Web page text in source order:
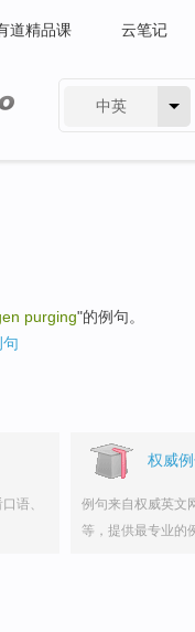
道精品课 云笔记
中英
purging"的例句。
语、
权威
例句来自权威英文
等，提供最专业的